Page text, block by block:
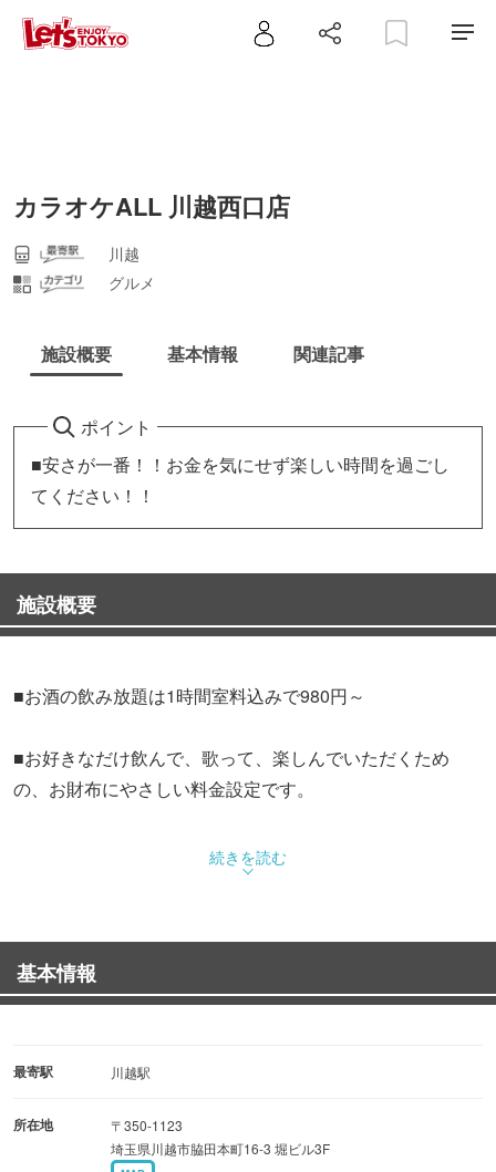
カラオケALL 川越西口店
川越
グルメ
施設概要 基本情報 関連記事
ポイント
■安さが一番！！お金を気にせず楽しい時間を過ごし
てください！！
施設概要
■お酒の飲み放題は1時間室料込みで980円～
■お好きなだけ飲んで、歌って、楽しんでいただくため
の、お財布にやさしい料金設定です。
■飲み放題の種類も豊富！メロ・ワークスのカラオケ一押
しなのが飲み放題の安さです。どこよりも安いお酒の飲み
続きを読む
基本情報
最寄駅 川越駅
所在地
〒350-1123
埼玉県川越市脇田本町16-3 堀ビル3F